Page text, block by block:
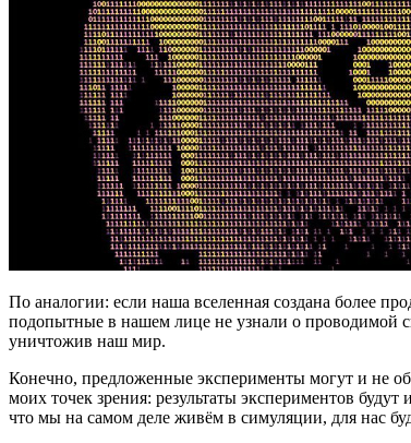
По аналогии: если наша вселенная создана более
подопытные в нашем лице не узнали о проводимой
уничтожив наш мир.
Конечно, предложенные эксперименты могут и не
моих точек зрения: результаты экспериментов
что мы на самом деле живём в симуляции, для нас